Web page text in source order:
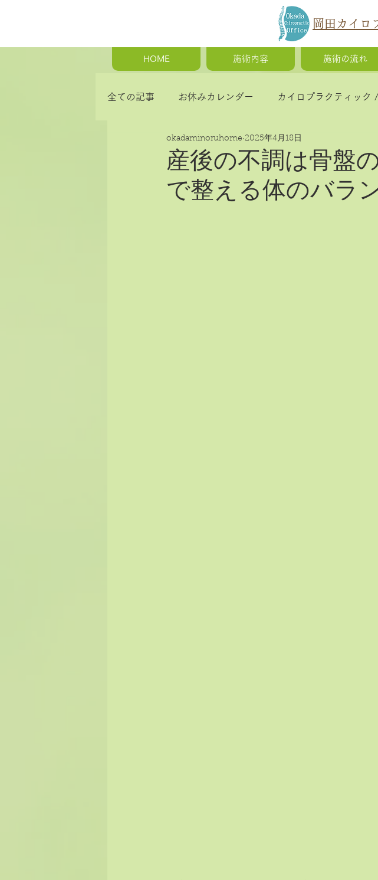
岡田カイロ
HOME 施術内容 施術の流れ
全ての記事 お休みカレンダー カイロプラクティック
首の痛み・肩こり・背中の痛み 猫背・側弯症・姿勢
骨盤矯正・産後の骨盤矯正 慢性疲労・体調不良
産後の不調は骨盤
で整える体のバラ
okadaminoruhome 2025年4月18日